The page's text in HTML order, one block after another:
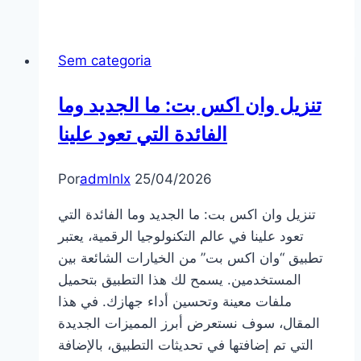
Как
и
активировать
увеличения
Sem categoria
تنزيل وان اكس بت: ما الجديد وما
الفائدة التي تعود علينا
Poradmlnlx 25/04/2026
تنزيل وان اكس بت: ما الجديد وما الفائدة التي
تعود علينا في عالم التكنولوجيا الرقمية، يعتبر
تطبيق “وان اكس بت” من الخيارات الشائعة بين
المستخدمين. يسمح لك هذا التطبيق بتحميل
ملفات معينة وتحسين أداء جهازك. في هذا
المقال، سوف نستعرض أبرز المميزات الجديدة
التي تم إضافتها في تحديثات التطبيق، بالإضافة